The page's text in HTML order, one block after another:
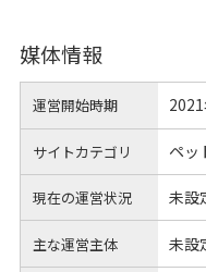
媒体情報
運営開始時期
サイトカテゴリ ペッ
現在の運営状況 未設
主な運営主体 未設